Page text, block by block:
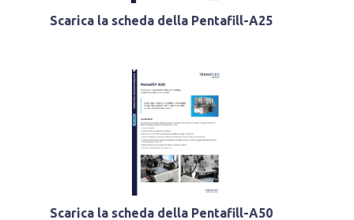
Scarica la scheda della Pentafill-A25
Scarica la scheda della Pentafill-A50